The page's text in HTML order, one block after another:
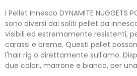
I Pellet Innesco DYNAMITE NUGGETS
sono diversi dai soliti pellet da
visibili ed estremamente resistenti,
carassi e breme. Questi pellet
l'hair rig o direttamente sull'amo.
due colori, marrone e bianco, per